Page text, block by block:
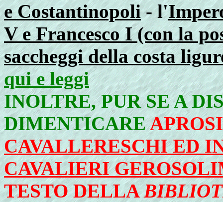
e Costantinopoli- l'
V e Francesco I (con la
saccheggi della costa
qui e leggi
INOLTRE, PUR SE A
DIMENTICARE
CAVALLERESCHI ED
CAVALIERI
TESTO DELLA